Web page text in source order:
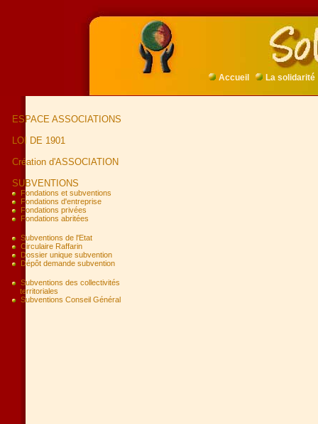
Accueil La solidarité
ESPACE ASSOCIATIONS
LOI DE 1901
Création d'ASSOCIATION
SUBVENTIONS
Fondations et subventions
Fondations d'entreprise
Fondations privées
Fondations abritées
Subventions de l'Etat
Circulaire Raffarin
Dossier unique subvention
Dépôt demande subvention
Subventions des collectivités
territoriales
Subventions Conseil Général